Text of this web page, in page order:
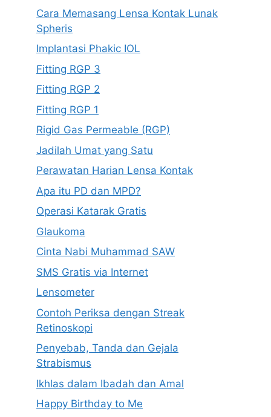
Cara Memasang Lensa Kontak Lunak
Spheris
Implantasi Phakic IOL
Fitting RGP 3
Fitting RGP 2
Fitting RGP 1
Rigid Gas Permeable (RGP)
Jadilah Umat yang Satu
Perawatan Harian Lensa Kontak
Apa itu PD dan MPD?
Operasi Katarak Gratis
Glaukoma
Cinta Nabi Muhammad SAW
SMS Gratis via Internet
Lensometer
Contoh Periksa dengan Streak
Retinoskopi
Penyebab, Tanda dan Gejala
Strabismus
Ikhlas dalam Ibadah dan Amal
Happy Birthday to Me